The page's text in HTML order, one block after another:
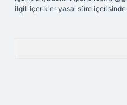
ilgili içerikler yasal süre içerisinde